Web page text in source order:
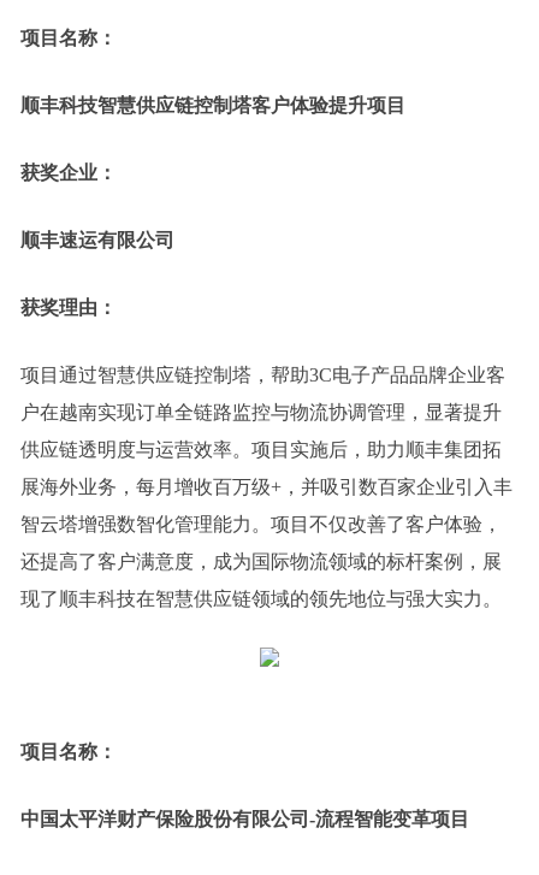
项目名称：
顺丰科技智慧供应链控制塔客户体验提升项目
获奖企业：
顺丰速运有限公司
获奖理由：
项目通过智慧供应链控制塔，帮助3C电子产品品牌企业客
户在越南实现订单全链路监控与物流协调管理，显著提升
供应链透明度与运营效率。项目实施后，助力顺丰集团拓
展海外业务，每月增收百万级+，并吸引数百家企业引入丰
智云塔增强数智化管理能力。项目不仅改善了客户体验，
还提高了客户满意度，成为国际物流领域的标杆案例，展
现了顺丰科技在智慧供应链领域的领先地位与强大实力。
项目名称：
中国太平洋财产保险股份有限公司-流程智能变革项目